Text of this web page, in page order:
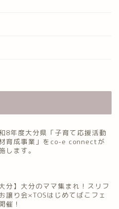
8年度大分県「子育て応援活動
育成事業」をco-e connectが
します。
大分】大分のママ集まれ！スリフ
譲り会×TOSはじめてばこフェ
催！